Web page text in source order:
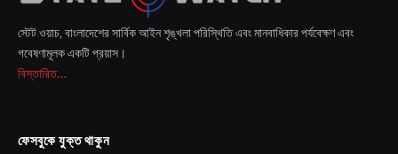
স্টেট ওয়াচ, বাংলাদেশের সার্বিক আইন শৃঙ্খলা পরিস্থিতি এবং মানবাধিকার পর্যবেক্ষণ এবং
গবেষণামূলক একটি প্রয়াস।
বিস্তারিত...
ফেসবুকে যুক্ত থাকুন